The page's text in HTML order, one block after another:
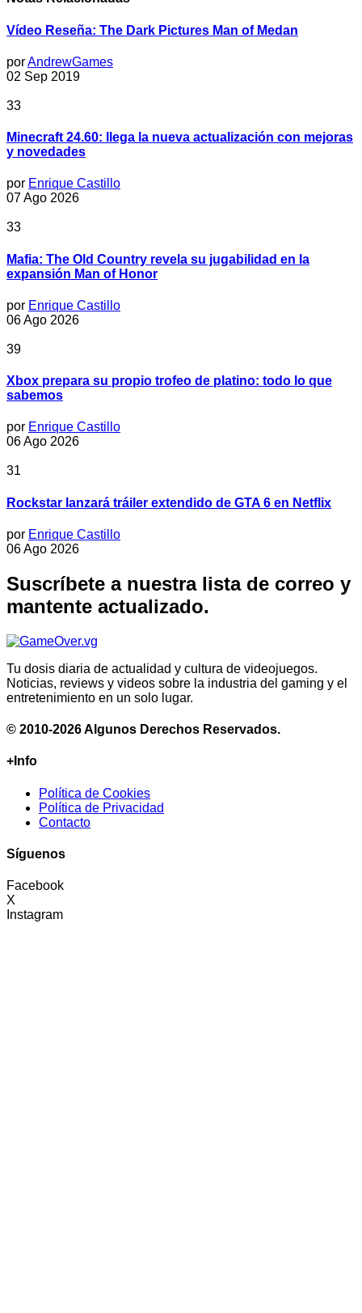
Vídeo Reseña: The Dark Pictures Man of Medan
porAndrewGames
02 Sep 2019
33
Minecraft 24.60: llega la nueva actualización con mejoras
y novedades
por Enrique Castillo
07 Ago 2026
33
Mafia: The Old Country revela su jugabilidad en la
expansión Man of Honor
por Enrique Castillo
06 Ago 2026
39
Xbox prepara su propio trofeo de platino: todo lo que
sabemos
por Enrique Castillo
06 Ago 2026
31
Rockstar lanzará tráiler extendido de GTA 6 en Netflix
por Enrique Castillo
06 Ago 2026
Suscríbete a nuestra lista de correo y
mantente actualizado.
Tu dosis diaria de actualidad y cultura de videojuegos.
Noticias, reviews y videos sobre la industria del gaming y el
entretenimiento en un solo lugar.
© 2010-2026 Algunos Derechos Reservados.
+Info
Política de Cookies
Política de Privacidad
Contacto
Síguenos
Facebook
X
Instagram